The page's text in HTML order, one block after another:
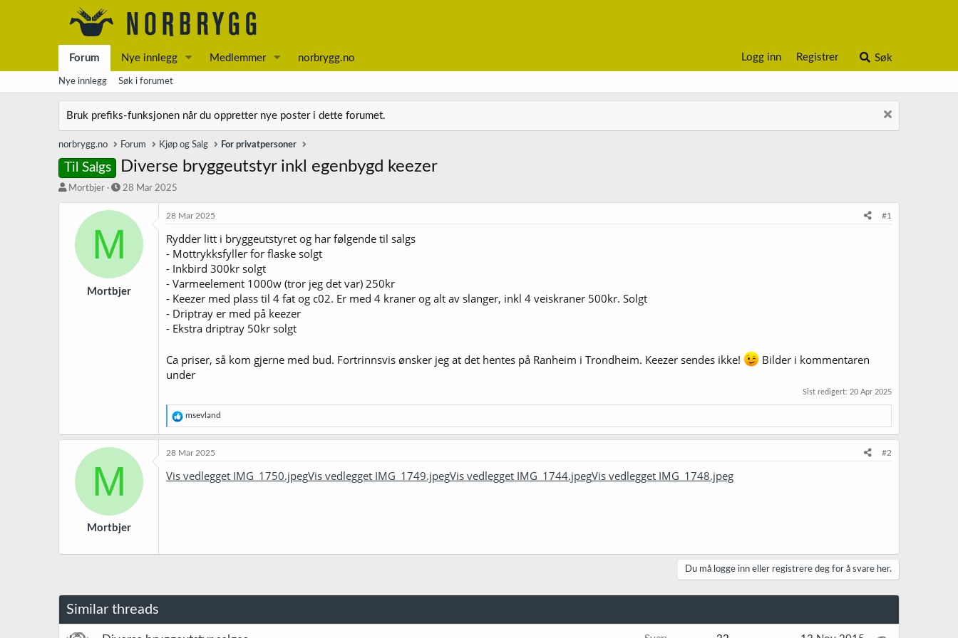
Forum Nye innlegg Medlemmer norbrygg.no Logg inn Registrer Søk
Nye innlegg Søk i forumet
Bruk prefiks-funksjonen når du oppretter nye poster i dette forumet.
norbrygg.no Forum Kjøp og Salg For privatpersoner
Til Salgs Diverse bryggeutstyr inkl egenbygd keezer
T
Mortbjer
S
a
t
o
28 Mar 2025
M
Mortbjer
28 Mar 2025 #1
Rydder litt i bryggeutstyret og har følgende til salgs
- Mottrykksfyller for flaske solgt
- Inkbird 300kr solgt
- Varmeelement 1000w (tror jeg det var) 250kr
- Keezer med plass til 4 fat og c02. Er med 4 kraner og alt av slanger, inkl 4 veiskraner 500kr. Solgt
- Driptray er med på keezer
- Ekstra driptray 50kr solgt
Ca priser, så kom gjerne med bud. Fortrinnsvis ønsker jeg at det hentes på Ranheim i Trondheim. Keezer sendes ikke!
Bilder i kommentaren
under
Sist redigert: 20 Apr 2025
R
e
a
k
o
msevland
M
Mortbjer
28 Mar 2025 #2
Vis vedlegget IMG_1750.jpegVis vedlegget IMG_1749.jpegVis vedlegget IMG_1744.jpegVis vedlegget IMG_1748.jpeg
Du må logge inn eller registrere deg for å svare her.
Similar threads